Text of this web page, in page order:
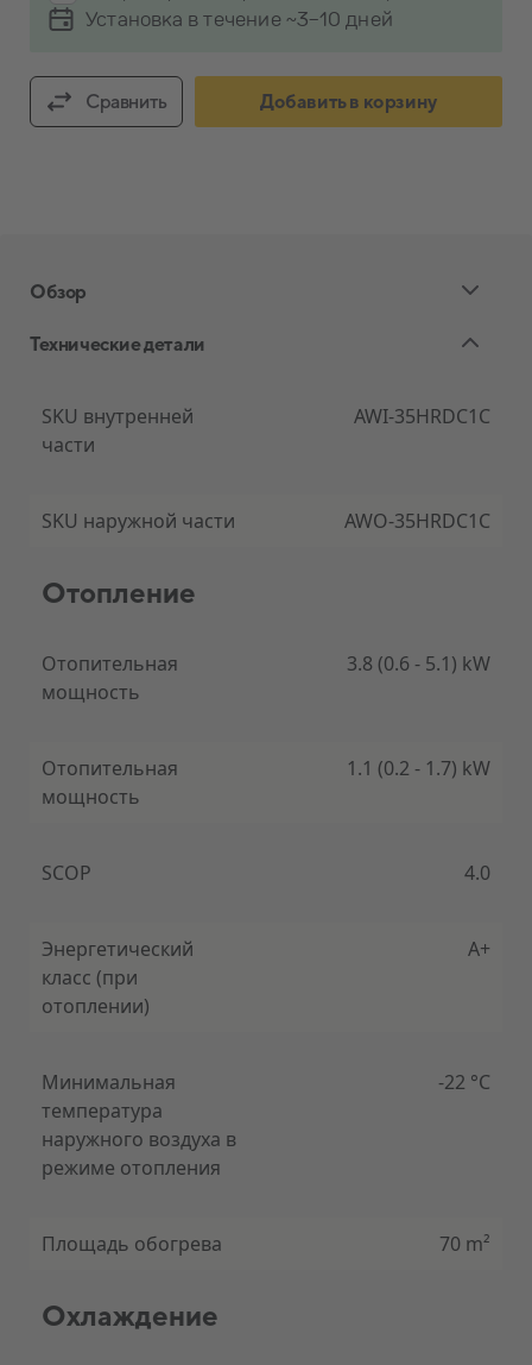
Установка в течение ~3-10 дней
Сравнить Добавить в корзину
Обзор
Тихо и эффективно
Тихие и эффективные инверторные
внутренний климат в помещении, не затрачивая
на это много энергии. Есть возможность выбора
обеспечит хороший обзор работы устройства.
Охлаждение -22 ° C до + 43 ° C,
Нагрев от -22 ° C до + 24 ° C.
Режим обогрева при низких наружных
температурах
Технические детали
SKU внутренней
части
AWI-35HRDC1C
SKU наружной части AWO-35HRDC1C
Отопление
Отопительная
мощность
3.8 (0.6 - 5.1) kW
Отопительная
мощность
1.1 (0.2 - 1.7) kW
SCOP 4.0
Энергетический
класс (при
отоплении)
A+
Минимальная
температура
наружного воздуха в
режиме отопления
-22 °C
Площадь обогрева 70 m²
Охлаждение